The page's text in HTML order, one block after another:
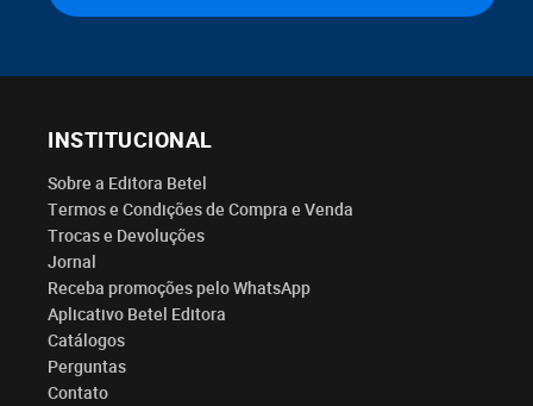
INSTITUCIONAL
Sobre a Editora Betel
Termos e Condições de Compra e Venda
Trocas e Devoluções
Jornal
Receba promoções pelo WhatsApp
Aplicativo Betel Editora
Catálogos
Perguntas
Contato